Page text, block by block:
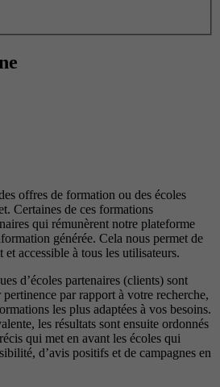
offres de formation ou des écoles
Certaines de ces formations
qui rémunèrent notre plateforme
générée. Cela nous permet de
accessible à tous les utilisateurs.
d’écoles partenaires (clients) sont
pertinence par rapport à votre recherche,
les plus adaptées à vos besoins.
les résultats sont ensuite ordonnés
qui met en avant les écoles qui
d’avis positifs et de campagnes en